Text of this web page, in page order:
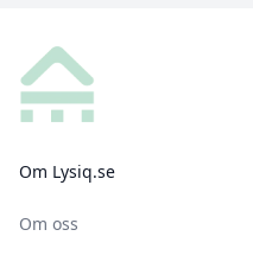
Om Lysiq.se
Om oss